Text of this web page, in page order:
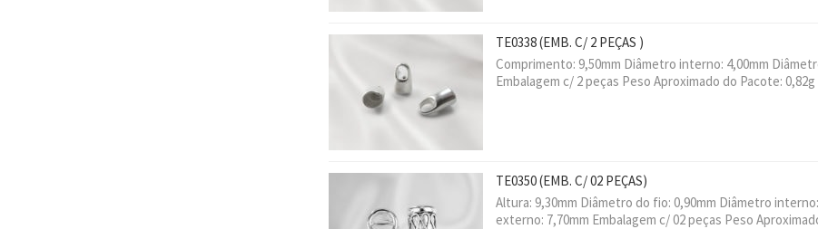
TE0338(EMB. C/ 2 PEÇAS )
Comprimento: 9,50mm Diâmetro interno: 4,00mm
Embalagem c/ 2 peças Peso Aproximado do Pacote: 0,82g
TE0350(EMB. C/ 02 PEÇAS)
Altura: 9,30mm Diâmetro do fio: 0,90mm Diâmetro
externo: 7,70mm Embalagem c/ 02 peças Peso